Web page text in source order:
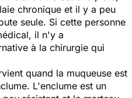
chronique et il y a peu
seule. Si cette personne
il n'y a
à la chirurgie qui
quand la muqueuse est
L'enclume est un